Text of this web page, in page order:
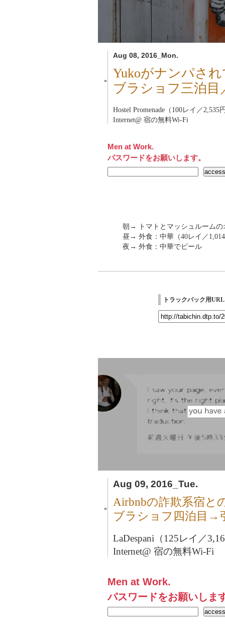
Aug 08, 2016_Mon.
■
Yukoがナンパさ
ブラショフ三泊目
Hostel Promenade（100レイ／2,535
Internet@ 宿の無料Wi-Fi
Men at Work.
パスワードをお願いします。
朝→ トマトとマッシュルームの
昼→ 外食：中華（40レイ／
夜→ 外食：中華でビール
トラックバック用URL
Aug 09, 2016_Tue.
■
Airbnbの詐欺系宿と
ブラショフ四泊目→
LaDespani（125レイ／
Internet@ 宿の無料Wi-Fi
Men at Work.
パスワードをお願いしま